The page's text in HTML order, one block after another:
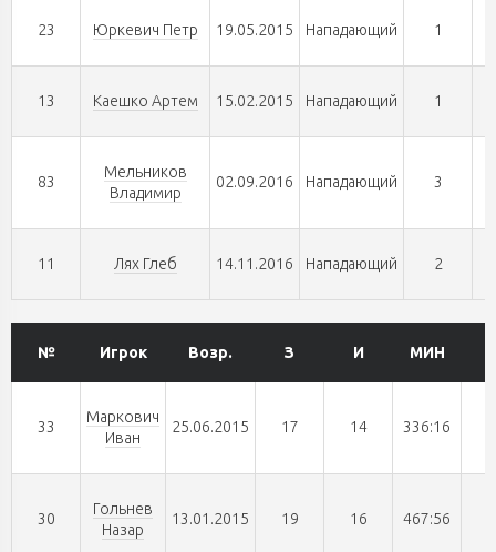
23 Юркевич Петр 19.05.2015 Нападающий 1
13 Каешко Артем 15.02.2015 Нападающий 1
83
Мельников
Владимир
02.09.2016 Нападающий 3
11 Лях Глеб 14.11.2016 Нападающий 2
№ Игрок Возр. З И МИН
33
Маркович
Иван
25.06.2015 17 14 336:16
30
Гольнев
Назар
13.01.2015 19 16 467:56